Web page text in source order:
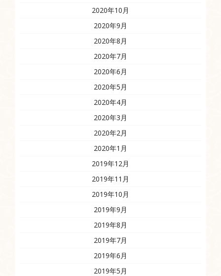
2020年10月
2020年9月
2020年8月
2020年7月
2020年6月
2020年5月
2020年4月
2020年3月
2020年2月
2020年1月
2019年12月
2019年11月
2019年10月
2019年9月
2019年8月
2019年7月
2019年6月
2019年5月